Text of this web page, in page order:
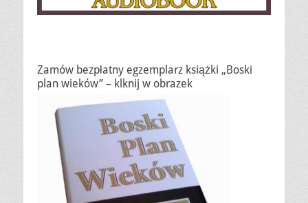
Zamów bezpłatny egzemplarz książki „Boski
plan wieków” – klknij w obrazek